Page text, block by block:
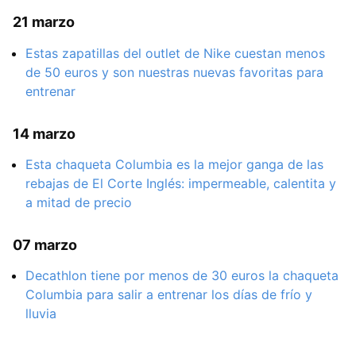
21 marzo
Estas zapatillas del outlet de Nike cuestan menos
de 50 euros y son nuestras nuevas favoritas para
entrenar
14 marzo
Esta chaqueta Columbia es la mejor ganga de las
rebajas de El Corte Inglés: impermeable, calentita y
a mitad de precio
07 marzo
Decathlon tiene por menos de 30 euros la chaqueta
Columbia para salir a entrenar los días de frío y
lluvia